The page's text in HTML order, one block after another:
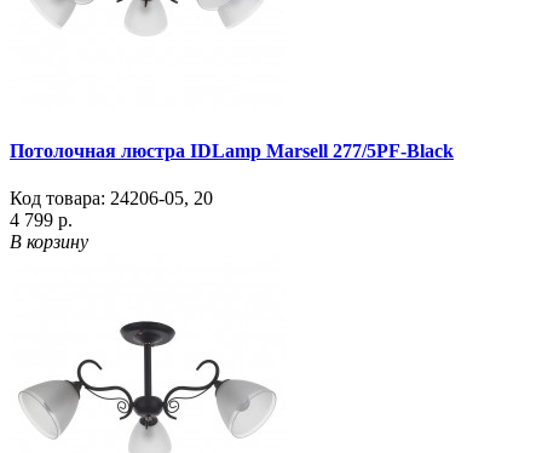
Потолочная люстра IDLamp Marsell 277/5PF-Black
Код товара: 24206-05, 20
4 799 р.
В корзину